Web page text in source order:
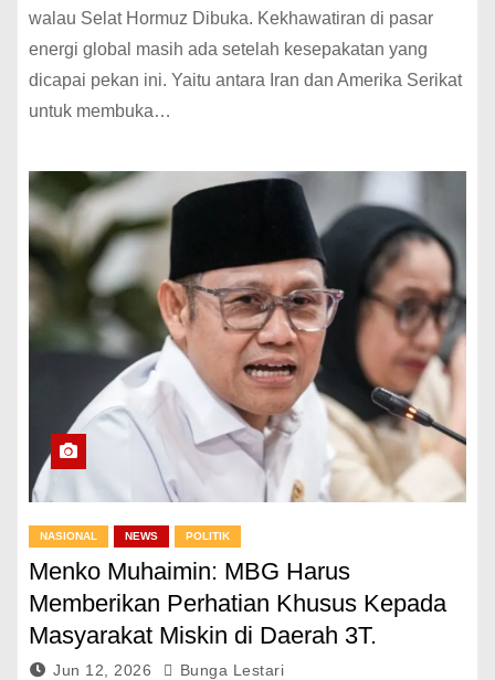
walau Selat Hormuz Dibuka. Kekhawatiran di pasar
energi global masih ada setelah kesepakatan yang
dicapai pekan ini. Yaitu antara Iran dan Amerika Serikat
untuk membuka…
NASIONAL NEWS POLITIK
Menko Muhaimin: MBG Harus
Memberikan Perhatian Khusus Kepada
Masyarakat Miskin di Daerah 3T.
Jun 12, 2026 Bunga Lestari